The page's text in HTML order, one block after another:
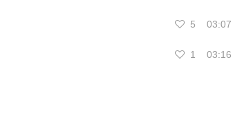
5 03:07
1
03:16